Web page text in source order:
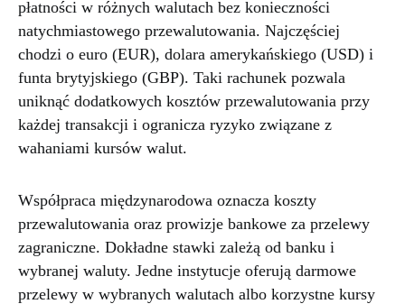
płatności w różnych walutach bez konieczności
natychmiastowego przewalutowania. Najczęściej
chodzi o euro (EUR), dolara amerykańskiego (USD) i
funta brytyjskiego (GBP). Taki rachunek pozwala
uniknąć dodatkowych kosztów przewalutowania przy
każdej transakcji i ogranicza ryzyko związane z
wahaniami kursów walut.
Współpraca międzynarodowa oznacza koszty
przewalutowania oraz prowizje bankowe za przelewy
zagraniczne. Dokładne stawki zależą od banku i
wybranej waluty. Jedne instytucje oferują darmowe
przelewy w wybranych walutach albo korzystne kursy